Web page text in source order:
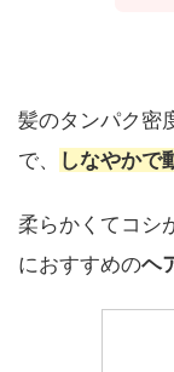
髪のタンパク密
で、
しなやかで
柔らかくてコシ
におすすめのヘ